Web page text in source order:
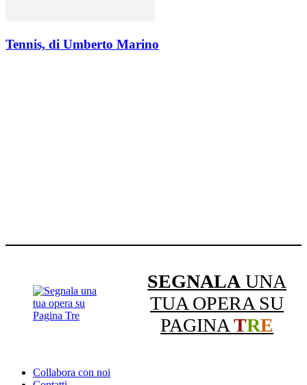
Tennis, di Umberto Marino
SEGNALA UNA
TUA OPERA SU
PAGINATRE
Collabora con noi